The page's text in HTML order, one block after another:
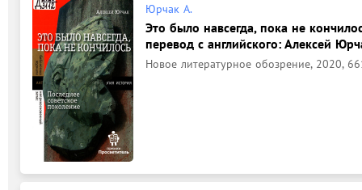
Юрчак А.
Это было навсегда, пока не
перевод с английского: Алексей
Новое литературное обозрение, 2020,